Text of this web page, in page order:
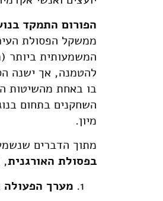
הפורום התמקד
ממשקל הפסולת
המשמעותית ביותר
להטמנה, אך ישנה
בו באחת מהשיטות
השחקנים בתחום
מיון.
מתוך הדברים
בפסולת האורגנית,
מערך הפעולה